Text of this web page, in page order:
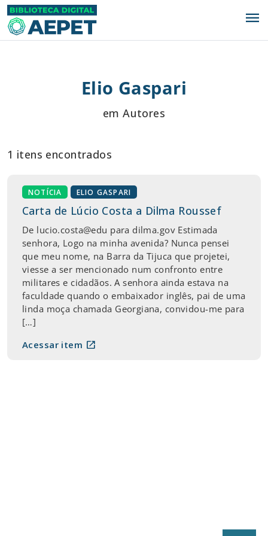
menu
Elio Gaspari
em Autores
1 itens encontrados
NOTÍCIA ELIO GASPARI
Carta de Lúcio Costa a Dilma Roussef
De lucio.costa@edu para dilma.gov Estimada
senhora, Logo na minha avenida? Nunca pensei
que meu nome, na Barra da Tijuca que projetei,
viesse a ser mencionado num confronto entre
militares e cidadãos. A senhora ainda estava na
faculdade quando o embaixador inglês, pai de uma
linda moça chamada Georgiana, convidou-me para
[…]
Acessar item open_in_new